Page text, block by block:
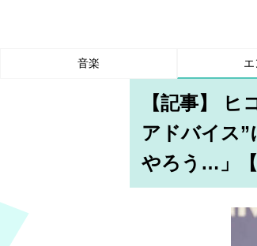
音楽 エ
【記事】
アドバイス
やろう…」【